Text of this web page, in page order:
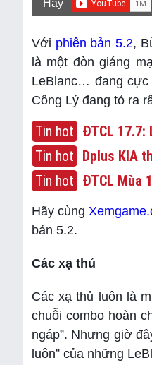
Hãy
Với phiên bản 5.2,
là một đòn giáng
LeBlanc… đang
Công Lý đang tỏ ra
Tin hot ĐTCL
Tin hot Dplus KIA
Tin hot ĐTCL Mùa
Hãy cùng
bản 5.2.
Các xạ thủ
Các xạ thủ luôn là
chuỗi combo hoàn
ngáp”. Nhưng giờ
luôn” của những